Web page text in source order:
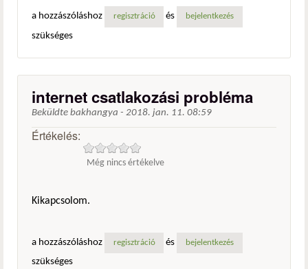
a hozzászóláshoz
regisztráció és bejelentkezés
szükséges
internet csatlakozási probléma
Beküldte bakhangya - 2018. jan. 11. 08:59
Értékelés:
Még nincs értékelve
Kikapcsolom.
a hozzászóláshoz regisztráció és bejelentkezés
szükséges